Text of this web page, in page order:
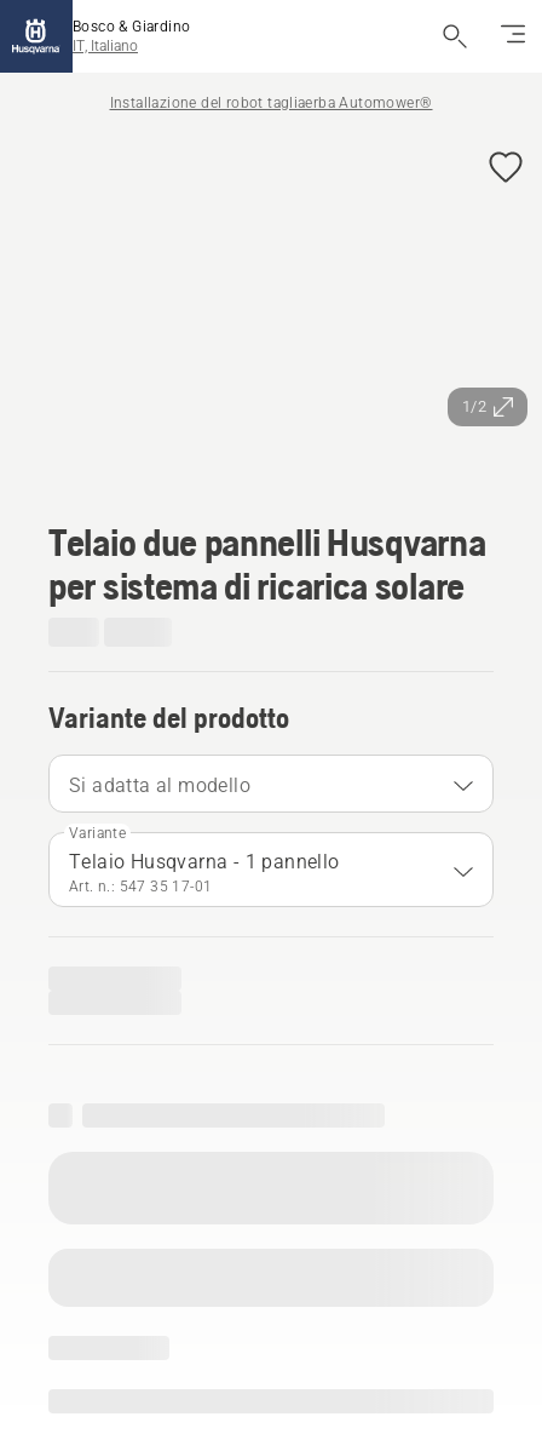
Bosco & Giardino
IT, Italiano
Installazione del robot tagliaerba Automower®
1/2
Telaio due pannelli Husqvarna
per sistema di ricarica solare
Variante del prodotto
Si adatta al modello
Variante
Telaio Husqvarna - 1 pannello
Art. n.: 547 35 17‑01